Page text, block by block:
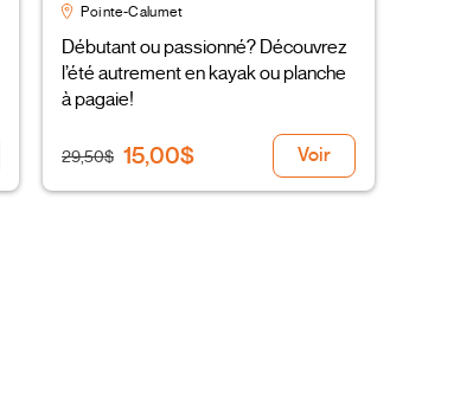
Pointe-Calumet
Débutant ou passionné? Découvrez
l’été autrement en kayak ou planche
à pagaie!
29,50$ 15,00$ Voir